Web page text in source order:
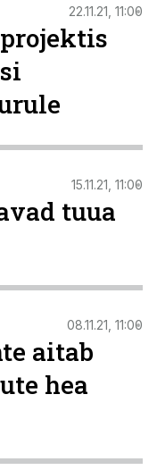
22.11.21, 11:00
15.11.21, 11:00
tuua
08.11.21, 11:00
aitab
hea